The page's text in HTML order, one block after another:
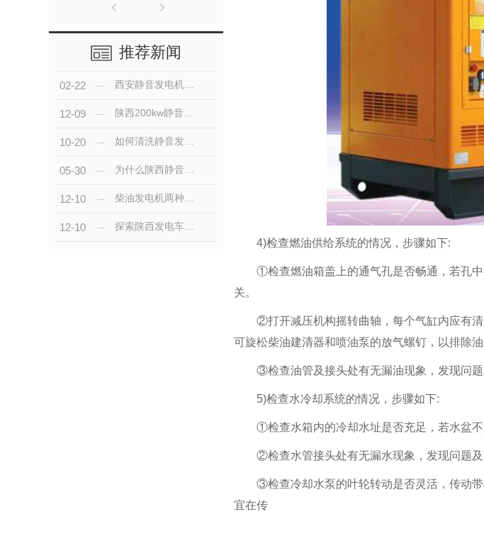
推荐新闻
02-22
12-09
10-20
05-30
12-10
12-10
4)检查燃油供给系统的情况，步骤如下:
①检查燃油箱盖上的通气孔是否畅通，若孔
关。
②打开减压机构摇转曲轴，每个气缸内应有
可旋松柴油建清器和喷油泵的放气螺钉，以排除油
③检查油管及接头处有无漏油现象，发现问
5)检查水冷却系统的情况，步骤如下:
①检查水箱内的冷却水址是否充足，若水盆不
②检查水管接头处有无漏水现象，发现问题及
③检查冷却水泵的叶轮转动是否灵活，传动
宜在传